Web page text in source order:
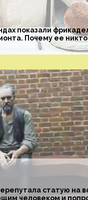
показали
Почему ее никто
статую на
человеком и